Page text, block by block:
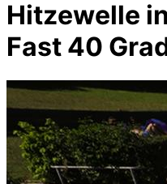
Hitzewelle
Fast 40